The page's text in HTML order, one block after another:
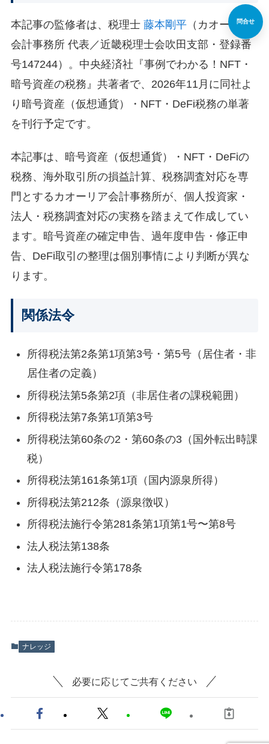
本記事の監修者は、税理士 藤本剛平（カオーリア
会計事務所 代表／近畿税理士会吹田支部・登録番
号147244）。中央経済社『事例でわかる！NFT・
暗号資産の税務』共著者で、2026年11月に同社よ
り暗号資産（仮想通貨）・NFT・DeFi税務の単著
を刊行予定です。
本記事は、暗号資産（仮想通貨）・NFT・DeFiの
税務、海外取引所の損益計算、税務調査対応を専
門とするカオーリア会計事務所が、個人投資家・
法人・税務調査対応の実務を踏まえて作成してい
ます。暗号資産の確定申告、過年度申告・修正申
告、DeFi取引の整理は個別事情により判断が異な
ります。
関係法令
所得税法第2条第1項第3号・第5号（居住者・非
居住者の定義）
所得税法第5条第2項（非居住者の課税範囲）
所得税法第7条第1項第3号
所得税法第60条の2・第60条の3（国外転出時課
税）
所得税法第161条第1項（国内源泉所得）
所得税法第212条（源泉徴収）
所得税法施行令第281条第1項第1号〜第8号
法人税法第138条
法人税法施行令第178条
ナレッジ
必要に応じてご共有ください
問合せ